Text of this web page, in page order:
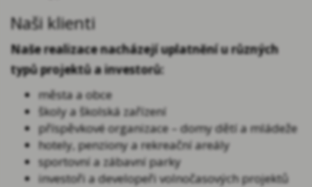
Naši klienti
Naše realizace nacházejí uplatnění u různých
typů projektů a investorů:
města a obce
školy a školská zařízení
příspěvkové organizace – domy dětí a mládeže
hotely, penziony a rekreační areály
sportovní a zábavní parky
investoři a developeři volnočasových projektů